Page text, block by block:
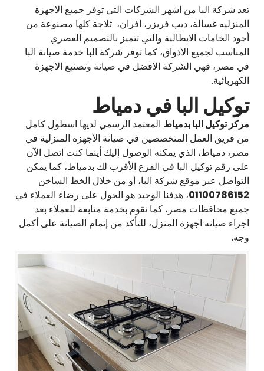
تعد شركة البا من اشهر الشركات التي توفر جميع الاجهزة
المنزليه غسالة، ديب فريزر، افران، ثلاجة كلها مصنوعة من
أجود الخامات الايطالية والتي تتميز بالتصميم العصري
المناسب لجميع الأذواق، كما توفر شركة البا خدمة صيانة البا
في مصر، فهي الشركة الافضل في صيانة وتصنيع الاجهزة
الكهربائية.
توكيل البا في دمياط
مركز توكيل البا بدمياطالمعتمد الرسمي لديها اسطول كامل
من فريق العمل المتخصصين في صيانة الأجهزة المنزلية في
مصر، دمياط، الذي يمكنه الوصول إليك أينما كنت اتصل الآن
على رقم توكيل البا في الفرع الأقرب لك بدمياط، كما يمكن
التواصل عبر موقع شركة البا، أو من خلال الخط الساخن
01100786152، هدفنا الوحيد هو الحول على رضاء العملاء في
جميع محافظات مصر، كما نقوم بخدمة متابعة للعملاء بعد
اجراء صيانه اجهزة المنزل، للتأكد من إتمام الصيانة على أكمل
وجه.